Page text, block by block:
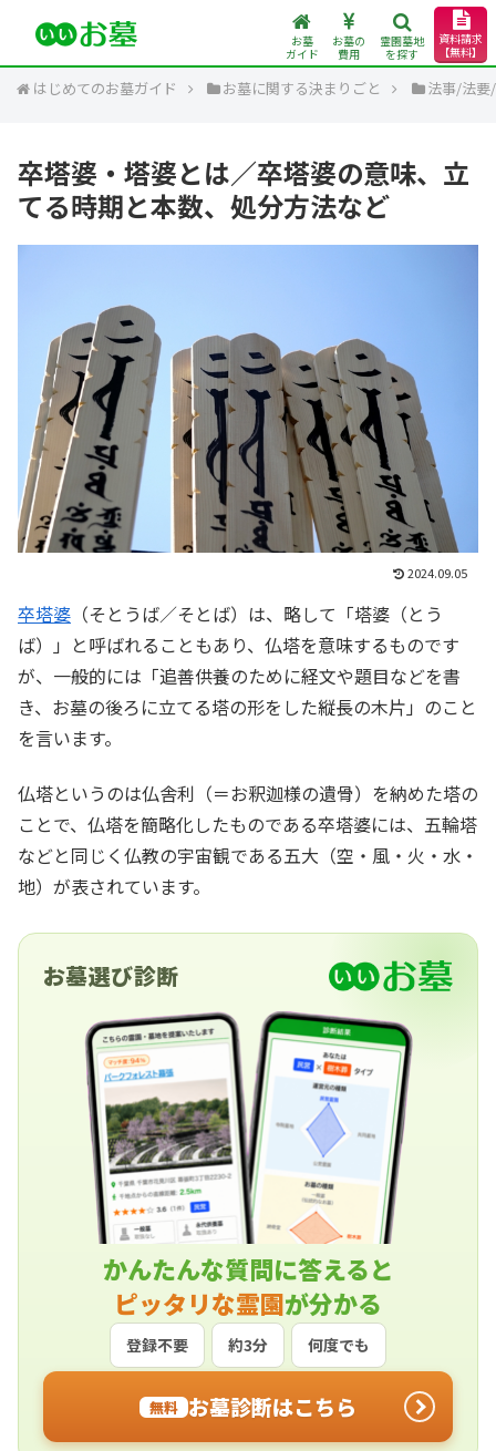
お墓
ガイド
お墓の
費用
霊園墓地
を探す
資料請求
【無料】
はじめてのお墓ガイド お墓に関する決まりごと 法事/法要
卒塔婆・塔婆とは／卒塔婆の意味、立
てる時期と本数、処分方法など
2024.09.05
卒塔婆 （そとうば／そとば）は、略して「塔婆（とう
ば）」と呼ばれることもあり、仏塔を意味するものです
が、一般的には「追善供養のために経文や題目などを書
き、お墓の後ろに立てる塔の形をした縦長の木片」のこと
を言います。
仏塔というのは仏舎利（＝お釈迦様の遺骨）を納めた塔の
ことで、仏塔を簡略化したものである卒塔婆には、五輪塔
などと同じく仏教の宇宙観である五大（空・風・火・水・
地）が表されています。
お墓選び診断
かんたんな質問に答えると
ピッタリな霊園が分かる
登録不要 約3分 何度でも
無料 お墓診断はこちら